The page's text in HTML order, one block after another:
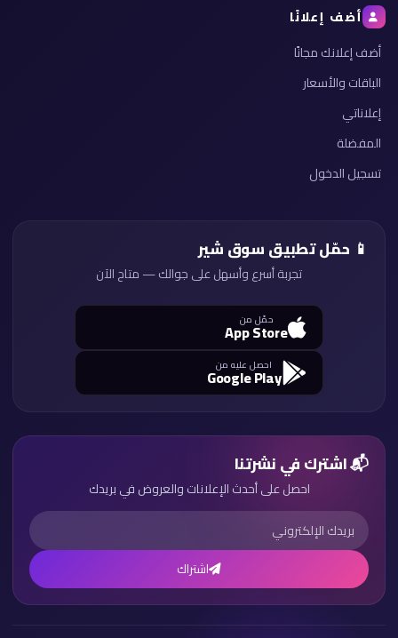
أضف إعلانًا
أضف إعلانك مجانًا
الباقات والأسعار
إعلاناتي
المفضلة
تسجيل الدخول
📱 حمّل تطبيق سوق شير
تجربة أسرع وأسهل على جوالك — متاح الآن
حمّل من
App Store
احصل عليه من
Google Play
📬 اشترك في نشرتنا
احصل على أحدث الإعلانات والعروض في بريدك
اشتراك